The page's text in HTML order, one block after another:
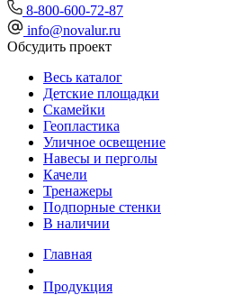
8-800-600-72-87
info@novalur.ru
Обсудить проект
Весь каталог
Детские площадки
Скамейки
Геопластика
Уличное освещение
Навесы и перголы
Качели
Тренажеры
Подпорные стенки
В наличии
Главная
Продукция